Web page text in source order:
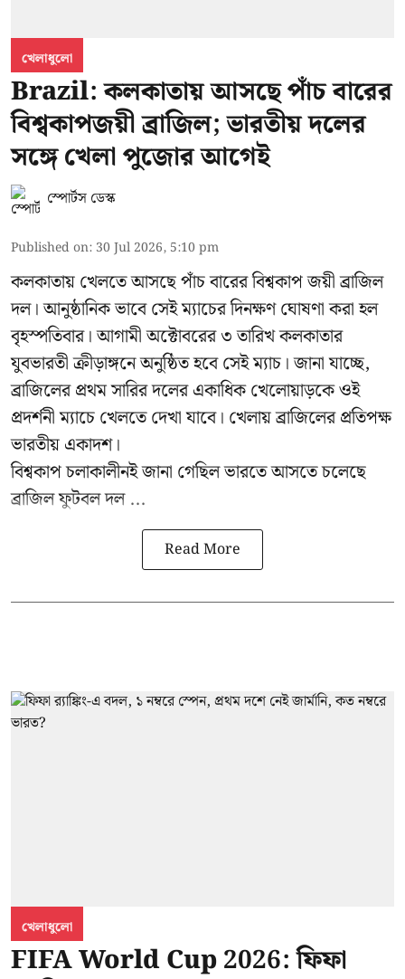
খেলাধুলো
Brazil: কলকাতায় আসছে পাঁচ বারের
বিশ্বকাপজয়ী ব্রাজিল; ভারতীয় দলের
সঙ্গে খেলা পুজোর আগেই
স্পোর্টস ডেস্ক
Published on: 30 Jul 2026, 5:10 pm
কলকাতায় খেলতে আসছে পাঁচ বারের বিশ্বকাপ জয়ী ব্রাজিল
দল। আনুষ্ঠানিক ভাবে সেই ম্যাচের দিনক্ষণ ঘোষণা করা হল
বৃহস্পতিবার। আগামী অক্টোবরের ৩ তারিখ কলকাতার
যুবভারতী ক্রীড়াঙ্গনে অনুষ্ঠিত হবে সেই ম্যাচ। জানা যাচ্ছে,
ব্রাজিলের প্রথম সারির দলের একাধিক খেলোয়াড়কে ওই
প্রদর্শনী ম্যাচে খেলতে দেখা যাবে। খেলায় ব্রাজিলের প্রতিপক্ষ
ভারতীয় একাদশ।
বিশ্বকাপ চলাকালীনই জানা গেছিল ভারতে আসতে চলেছে
ব্রাজিল ফুটবল দল ...
Read More
খেলাধুলো
FIFA World Cup 2026: ফিফা